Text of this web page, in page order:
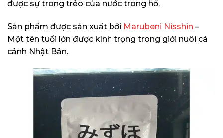
được sự trong trẻo của nước trong hồ.
Sản phẩm được sản xuất bởi Marubeni Nisshin –
Một tên tuổi lớn được kính trọng trong giới nuôi cá
cảnh Nhật Bản.